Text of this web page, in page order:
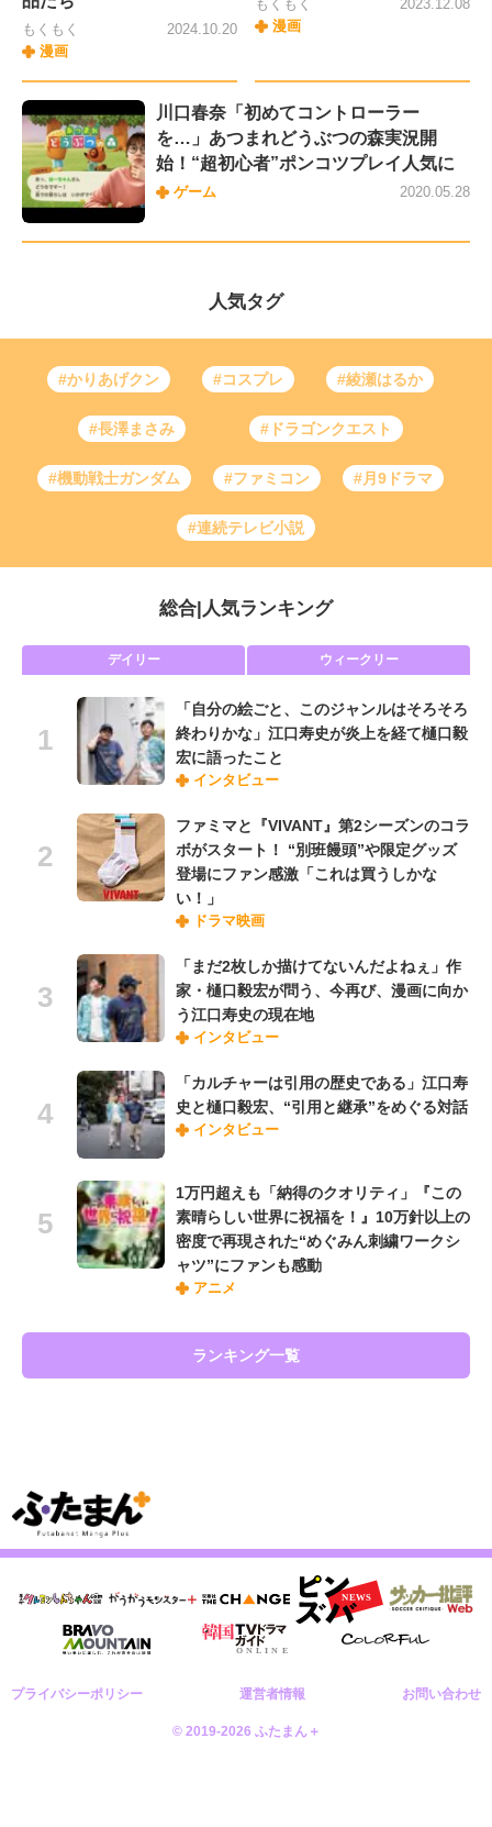
もくもく
漫画
2024.10.20
もくもく
漫画
2023.12.08
川口春奈「初めてコントローラー
を…」あつまれどうぶつの森実況開
始！“超初心者”ポンコツプレイ人気に
ゲーム 2020.05.28
人気タグ
#かりあげクン #コスプレ #綾瀬はるか
#長澤まさみ #ドラゴンクエスト
#機動戦士ガンダム #ファミコン #月9ドラマ
#連続テレビ小説
総合 人気ランキング
デイリー ウィークリー
「自分の絵ごと、このジャンルはそろそろ
終わりかな」江口寿史が炎上を経て樋口毅
宏に語ったこと
インタビュー
ファミマと『VIVANT』第2シーズンのコラ
ボがスタート！ “別班饅頭”や限定グッズ
登場にファン感激「これは買うしかな
い！」
ドラマ映画
「まだ2枚しか描けてないんだよねぇ」作
家・樋口毅宏が問う、今再び、漫画に向か
う江口寿史の現在地
インタビュー
「カルチャーは引用の歴史である」江口寿
史と樋口毅宏、“引用と継承”をめぐる対話
インタビュー
1万円超えも「納得のクオリティ」『この
素晴らしい世界に祝福を！』10万針以上の
密度で再現された“めぐみん刺繍ワークシ
ャツ”にファンも感動
アニメ
ランキング一覧
プライバシーポリシー 運営者情報 お問い合わせ
© 2019-2026 ふたまん＋